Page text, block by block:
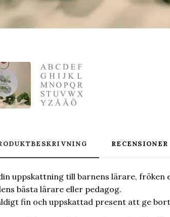
RECENSIONER
uppskattning till barnens lärare,
bästa lärare eller pedagog.
fin och uppskattad present att ge